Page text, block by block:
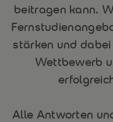
beitragen kann.
stärken und
Wettbewerb
Alle Antworten